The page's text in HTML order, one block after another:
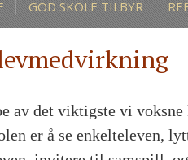
GOD SKOLE TILBYR
av det viktigste vi
er å se enkelteleven,